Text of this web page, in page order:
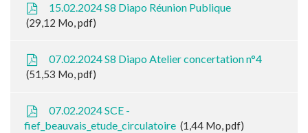
15.02.2024 S8 Diapo Réunion Publique
29,12 Mo, pdf
07.02.2024 S8 Diapo Atelier concertation n°4
51,53 Mo, pdf
07.02.2024 SCE -
fief_beauvais_etude_circulatoire
1,44 Mo, pdf